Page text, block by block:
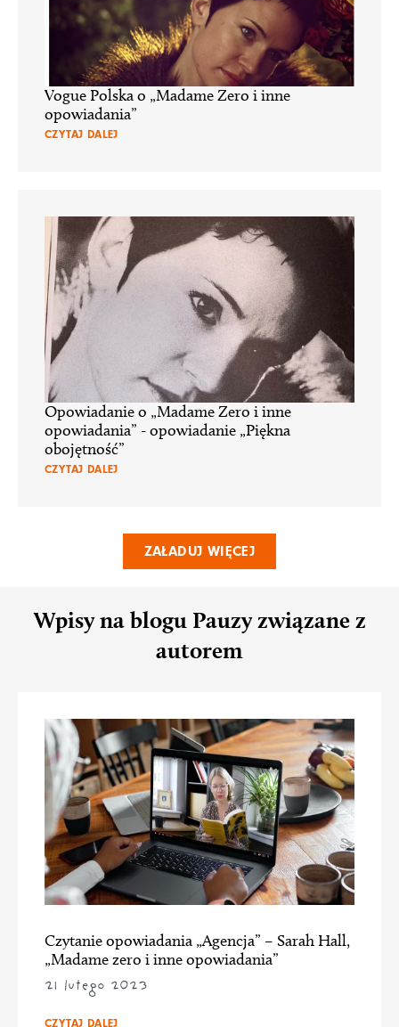
Vogue Polska o „Madame Zero i inne
opowiadania”
CZYTAJ DALEJ
Opowiadanie o „Madame Zero i inne
opowiadania” - opowiadanie „Piękna
obojętność”
CZYTAJ DALEJ
ZAŁADUJ WIĘCEJ
Wpisy na blogu Pauzy związane z
autorem
Czytanie opowiadania „Agencja” – Sarah Hall,
„Madame zero i inne opowiadania”
21 lutego 2023
CZYTAJ DALEJ